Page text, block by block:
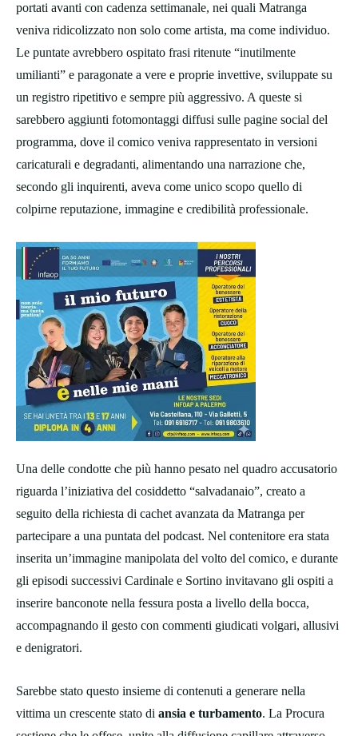
portati avanti con cadenza settimanale, nei quali Matranga
veniva ridicolizzato non solo come artista, ma come individuo.
Le puntate avrebbero ospitato frasi ritenute “inutilmente
umilianti” e paragonate a vere e proprie invettive, sviluppate su
un registro ripetitivo e sempre più aggressivo. A queste si
sarebbero aggiunti fotomontaggi diffusi sulle pagine social del
programma, dove il comico veniva rappresentato in versioni
caricaturali e degradanti, alimentando una narrazione che,
secondo gli inquirenti, aveva come unico scopo quello di
colpirne reputazione, immagine e credibilità professionale.
Una delle condotte che più hanno pesato nel quadro accusatorio
riguarda l’iniziativa del cosiddetto “salvadanaio”, creato a
seguito della richiesta di cachet avanzata da Matranga per
partecipare a una puntata del podcast. Nel contenitore era stata
inserita un’immagine manipolata del volto del comico, e durante
gli episodi successivi Cardinale e Sortino invitavano gli ospiti a
inserire banconote nella fessura posta a livello della bocca,
accompagnando il gesto con commenti giudicati volgari, allusivi
e denigratori.
Sarebbe stato questo insieme di contenuti a generare nella
vittima un crescente stato di ansia e turbamento. La Procura